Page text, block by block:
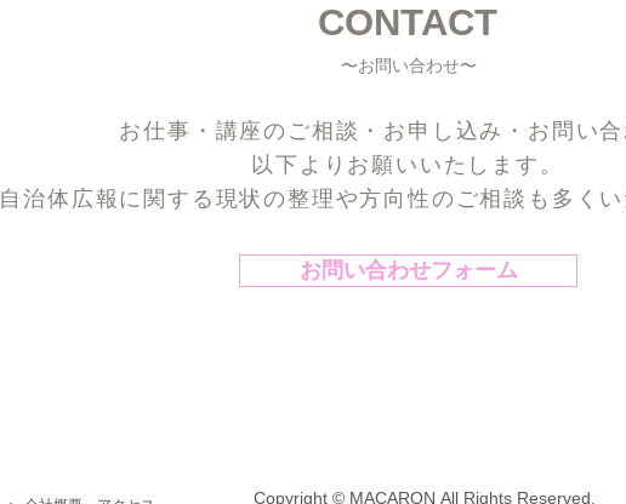
CONTACT
〜お問い合わせ〜
お仕事・講座のご相談・お申し込み・お問い
以下よりお願いいたします。
自治体広報に関する現状の整理や方向性のご相談も多くい
お問い合わせフォーム
Copyright © MACARON All Rights Reserved.